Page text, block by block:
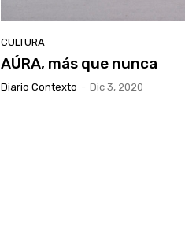
CULTURA
AÚRA, más que nunca
Diario Contexto - Dic 3, 2020